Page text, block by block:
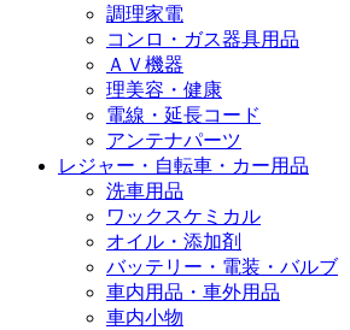
調理家電
コンロ・ガス器具用品
ＡＶ機器
理美容・健康
電線・延長コード
アンテナパーツ
レジャー・自転車・カー用品
洗車用品
ワックスケミカル
オイル・添加剤
バッテリー・電装・バルブ
車内用品・車外用品
車内小物